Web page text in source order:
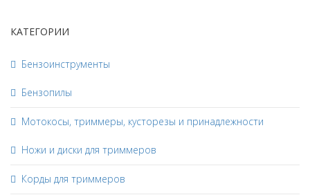
КАТЕГОРИИ
Бензоинструменты
Бензопилы
Мотокосы, триммеры, кусторезы и принадлежности
Ножи и диски для триммеров
Корды для триммеров